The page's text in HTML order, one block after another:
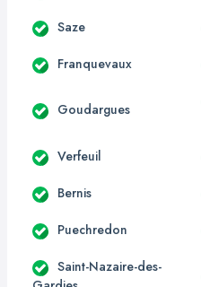
Saze
Franquevaux
Goudargues
Verfeuil
Bernis
Puechredon
Saint-Nazaire-des-